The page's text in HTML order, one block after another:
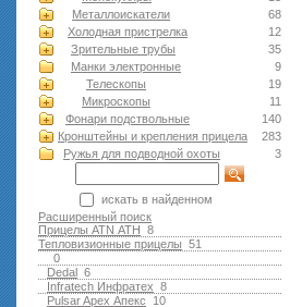
68
Металлоискатели
12
Холодная пристрелка
35
Зрительные трубы
9
Манки электронные
19
Телескопы
11
Микроскопы
140
Фонари подствольные
283
Кронштейны и крепления прицела
3
Ружья для подводной оxоты
искать в найденном
Расширенный поиск
8
Прицелы ATN АТН
51
Тепловизионные прицелы
0
6
Dedal
8
Infratech Инфратех
10
Pulsar Apex Апекс